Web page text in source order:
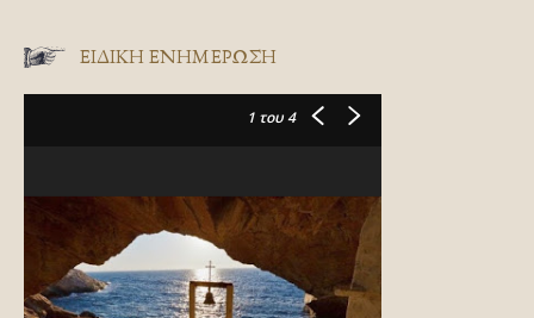
ΕΙΔΙΚΉ ΕΝΗΜΈΡΩΣΗ
1 του 4